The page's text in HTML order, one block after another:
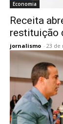
Economia
Receita
restituição
jornalismo - 23 de